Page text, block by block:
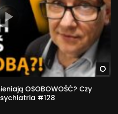
OSOBOWOŚĆ? Czy
#128